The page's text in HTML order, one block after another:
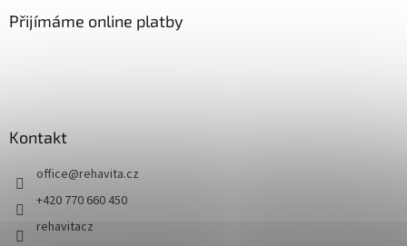
Přijímáme online platby
Kontakt
office@rehavita.cz
+420 770 660 450
rehavitacz